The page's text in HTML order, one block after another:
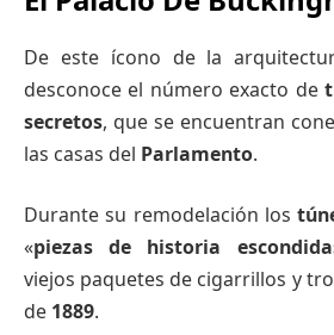
De este ícono de la
desconoce el número exacto de
secretos, que se encuentran
las casas del Parlamento.
Durante su remodelación los
«piezas de historia
viejos paquetes de cigarrillos y
de 1889.